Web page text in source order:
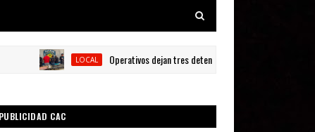
LOCAL Operativos dejan tres detenidos y siete armas ocupadas en
PUBLICIDAD CAC